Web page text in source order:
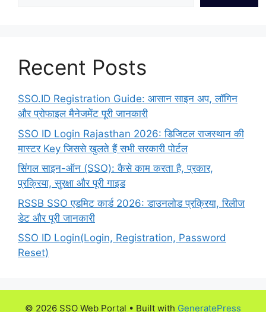
Recent Posts
SSO.ID Registration Guide: आसान साइन अप, लॉगिन
और प्रोफाइल मैनेजमेंट पूरी जानकारी
SSO ID Login Rajasthan 2026: डिजिटल राजस्थान की
मास्टर Key जिससे खुलते हैं सभी सरकारी पोर्टल
सिंगल साइन-ऑन (SSO): कैसे काम करता है, प्रकार,
प्रक्रिया, सुरक्षा और पूरी गाइड
RSSB SSO एडमिट कार्ड 2026: डाउनलोड प्रक्रिया, रिलीज
डेट और पूरी जानकारी
SSO ID Login(Login, Registration, Password
Reset)
© 2026 SSO Web Portal • Built with GeneratePress